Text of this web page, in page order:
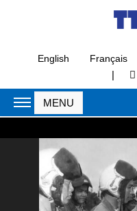
English Français
|